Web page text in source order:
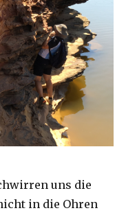
uns die
in die Ohren